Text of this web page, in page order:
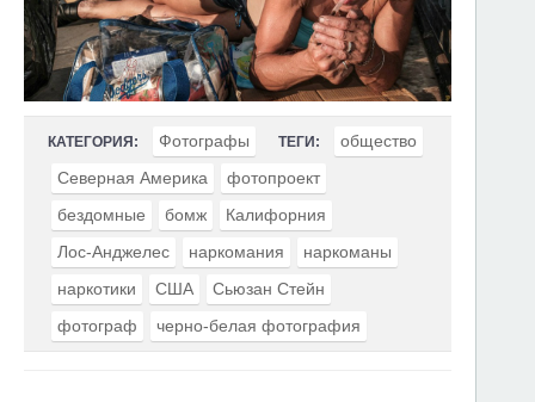
КАТЕГОРИЯ: Фотографы ТЕГИ:
общество
Северная Америка
фотопроект
бездомные
бомж
Калифорния
Лос-Анджелес
наркомания
наркоманы
наркотики
США
Сьюзан Стейн
фотограф
черно-белая фотография